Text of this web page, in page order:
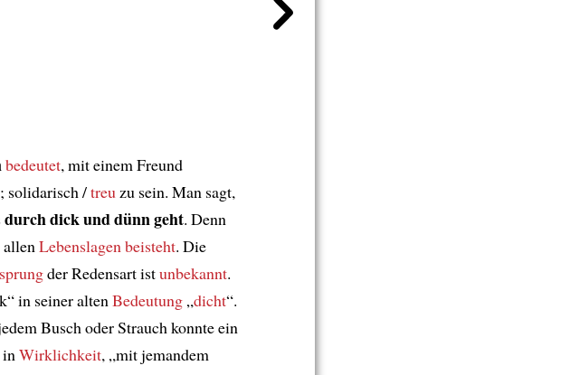
bedeutet, mit einem Freund
; solidarisch /treu zu sein. Man sagt,
durch dick und dünn geht. Denn
allen Lebenslagen beisteht. Die
der Redensart istunbekannt.
in seiner alten Bedeutung„dicht“.
Busch oder Strauch konnte ein
Wirklichkeit, „mit jemandem